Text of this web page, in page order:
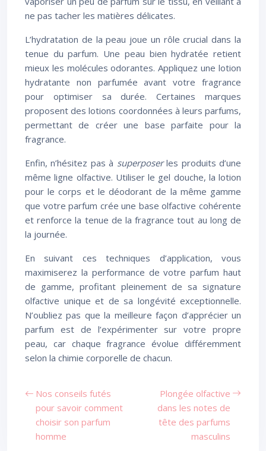
ne pas tacher les matières délicates.
L’hydratation de la peau joue un rôle crucial dans la
tenue du parfum. Une peau bien hydratée retient
mieux les molécules odorantes. Appliquez une lotion
hydratante non parfumée avant votre fragrance
pour optimiser sa durée. Certaines marques
proposent des lotions coordonnées à leurs parfums,
permettant de créer une base parfaite pour la
fragrance.
Enfin, n’hésitez pas à superposerles produits d’une
même ligne olfactive. Utiliser le gel douche, la lotion
pour le corps et le déodorant de la même gamme
que votre parfum crée une base olfactive cohérente
et renforce la tenue de la fragrance tout au long de
la journée.
En suivant ces techniques d’application, vous
maximiserez la performance de votre parfum haut
de gamme, profitant pleinement de sa signature
olfactive unique et de sa longévité exceptionnelle.
N’oubliez pas que la meilleure façon d’apprécier un
parfum est de l’expérimenter sur votre propre
peau, car chaque fragrance évolue différemment
selon la chimie corporelle de chacun.
Nos conseils futés
pour savoir comment
choisir son parfum
homme
Plongée olfactive
dans les notes de
tête des parfums
masculins